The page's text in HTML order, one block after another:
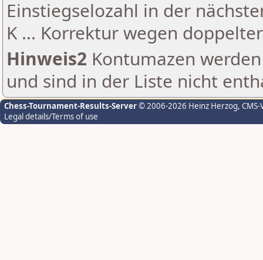
Einstiegselozahl in der
K ... Korrektur wegen
Hinweis2 Kontumazen
und sind in der Liste nicht
Chess-Tournament-Results-Server© 2006-2026 Heinz Herzog,
Legal details/Terms of use